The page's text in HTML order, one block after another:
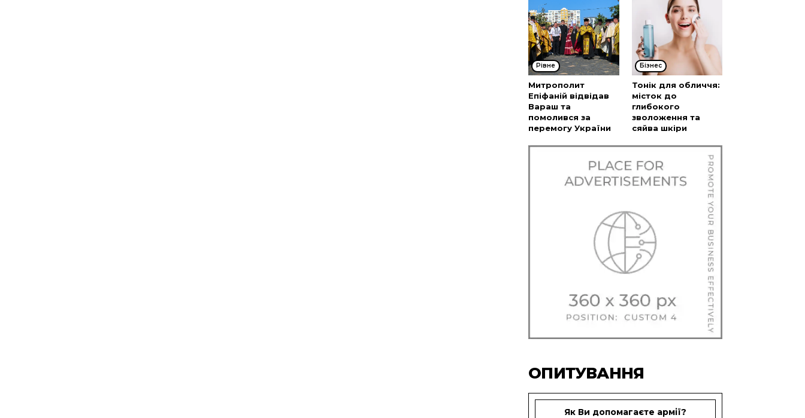
Рівне
Митрополит
Епіфаній відвідав
Вараш та
помолився за
перемогу України
Бізнес
Тонік для обличчя:
місток до
глибокого
зволоження та
сяйва шкіри
ОПИТУВАННЯ
Як Ви допомагаєте армії?